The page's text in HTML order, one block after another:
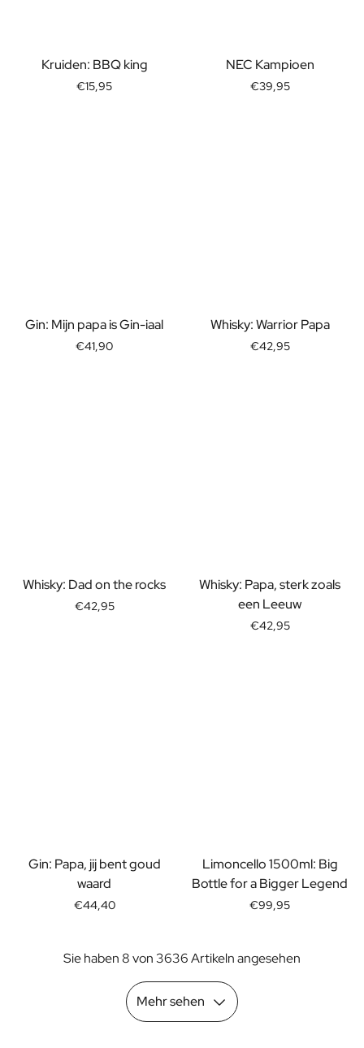
Kruiden: BBQ king
€15,95
NEC Kampioen
€39,95
Gin: Mijn papa is Gin-iaal
€41,90
Whisky: Warrior Papa
€42,95
Whisky: Dad on the rocks
€42,95
Whisky: Papa, sterk zoals
een Leeuw
€42,95
Gin: Papa, jij bent goud
waard
€44,40
Limoncello 1500ml: Big
Bottle for a Bigger Legend
€99,95
Sie haben 8 von 3636 Artikeln angesehen
Mehr sehen